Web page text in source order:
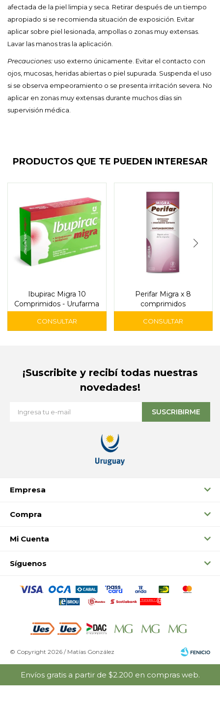
afectada de la piel limpia y seca. Retirar después de un tiempo
apropiado si se recomienda situación de exposición. Evitar
aplicar sobre piel lesionada, ampollas o zonas muy extensas.
Lavar las manos tras la aplicación.
Precauciones: uso externo únicamente. Evitar el contacto con
ojos, mucosas, heridas abiertas o piel supurada. Suspenda el uso
si se observa empeoramiento o se presenta irritación severa. No
aplicar en zonas muy extensas durante muchos días sin
supervisión médica.
PRODUCTOS QUE TE PUEDEN INTERESAR
Ibupirac Migra 10
Comprimidos - Urufarma
Perifar Migra x 8
comprimidos
Empresa
Compra
Mi Cuenta
Síguenos
¡Suscribite y recibí todas nuestras
novedades!
SUSCRIBIRME
© Copyright 2026 / Matías González
Envíos gratis a partir de $2.200 en compras web.